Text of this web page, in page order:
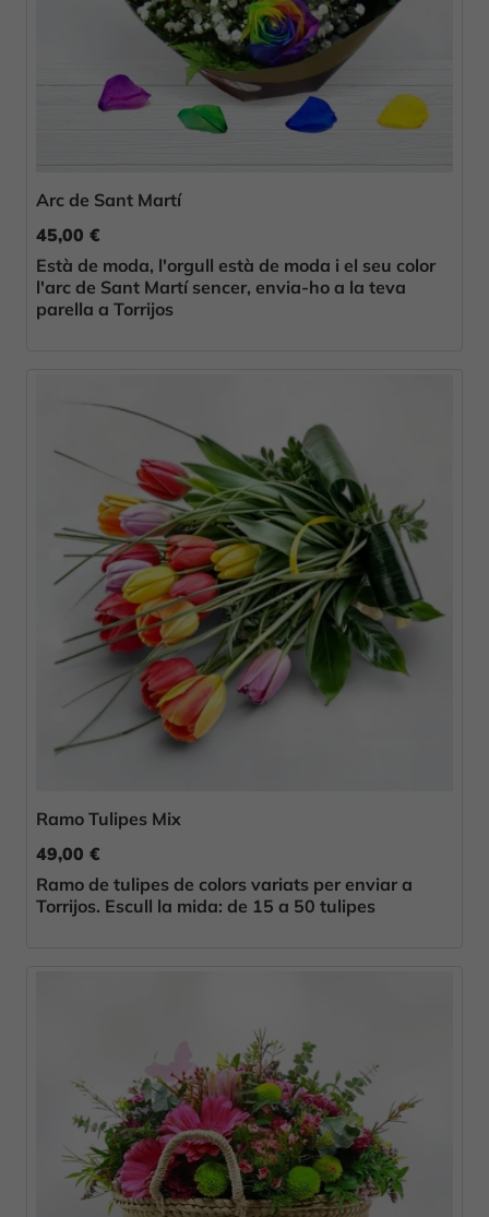
Arc de Sant Martí
45,00 €
Està de moda, l'orgull està de moda i el seu color
l'arc de Sant Martí sencer, envia-ho a la teva
parella a Torrijos
Ramo Tulipes Mix
49,00 €
Ramo de tulipes de colors variats per enviar a
Torrijos. Escull la mida: de 15 a 50 tulipes